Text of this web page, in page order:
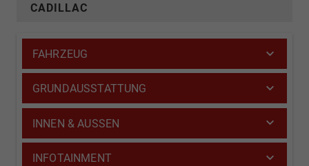
CADILLAC
FAHRZEUG
GRUNDAUSSTATTUNG
INNEN & AUSSEN
INFOTAINMENT